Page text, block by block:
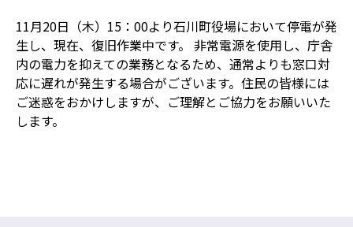
11月20日（木）15：00より石川町役場において停電が発
生し、現在、復旧作業中です。 非常電源を使用し、庁舎
内の電力を抑えての業務となるため、通常よりも窓口対
応に遅れが発生する場合がございます。住民の皆様には
ご迷惑をおかけしますが、ご理解とご協力をお願いいた
します。